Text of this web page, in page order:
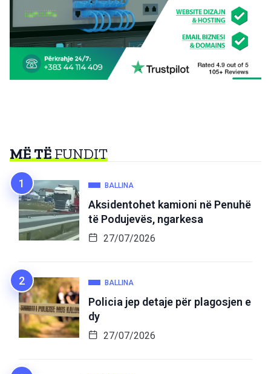
MË TËFUNDIT
BALLINA
Aksidentohet kamioni në Penuhë
të Podujevës, ngarkesa
27/07/2026
BALLINA
Policia jep detaje për plagosjen e
dy
27/07/2026